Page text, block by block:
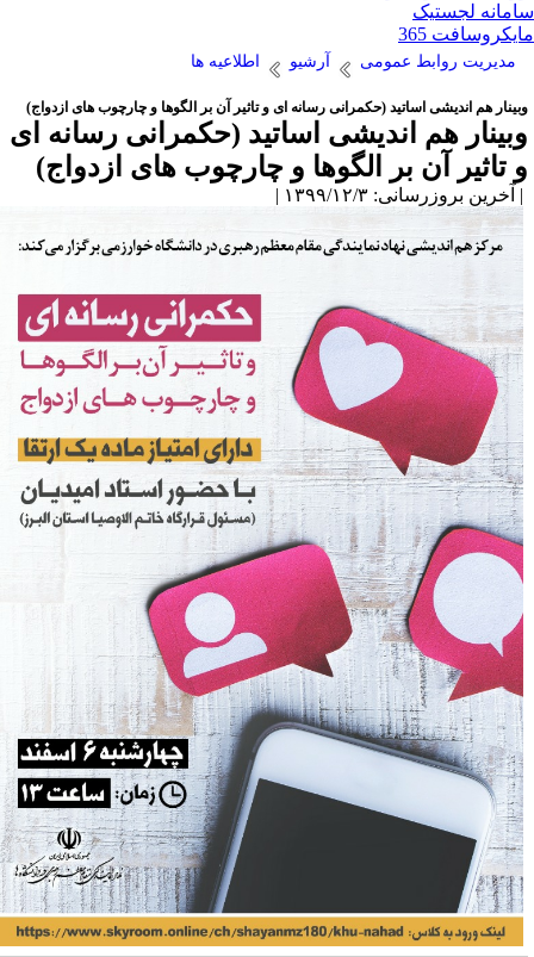
لجستیک
365
مدیریت روابط عمومی آرشیو اطلاعیه ها
هم اندیشی اساتید (حکمرانی رسانه ای و تاثیر آن بر الگوها و چارچوب های ازدواج)
هم اندیشی اساتید (حکمرانی رسانه ای
تاثیر آن بر الگوها و چارچوب های ازدواج)
بروزرسانی: ۱۳۹۹/۱۲/۳ |